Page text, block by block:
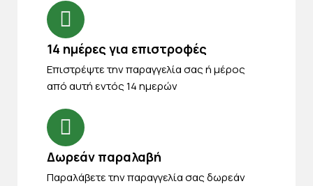
14 ημέρες για επιστροφές
Eπιστρέψτε την παραγγελία σας ή μέρος
από αυτή εντός 14 ημερών
Δωρεάν παραλαβή
Παραλάβετε την παραγγελία σας δωρεάν